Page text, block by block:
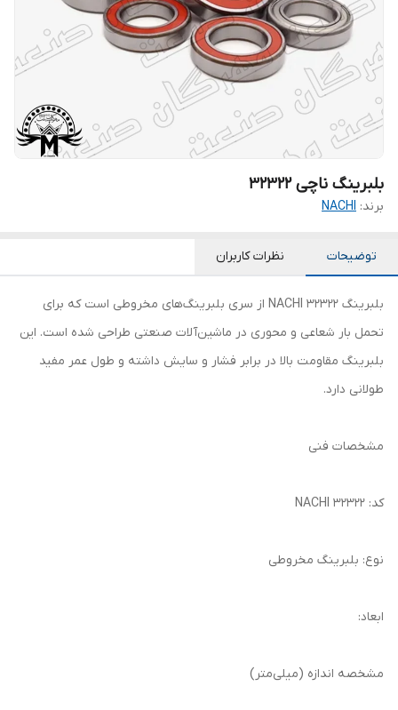
بلبرینگ ناچی 32322
برند: NACHI
توضیحات نظرات کاربران
بلبرینگ 32322 NACHI از سری بلبرینگ‌های مخروطی است که برای
تحمل بار شعاعی و محوری در ماشین‌آلات صنعتی طراحی شده است. این
بلبرینگ مقاومت بالا در برابر فشار و سایش داشته و طول عمر مفید
طولانی دارد.
مشخصات فنی
کد: 32322 NACHI
نوع: بلبرینگ مخروطی
ابعاد:
مشخصه اندازه (میلی‌متر)